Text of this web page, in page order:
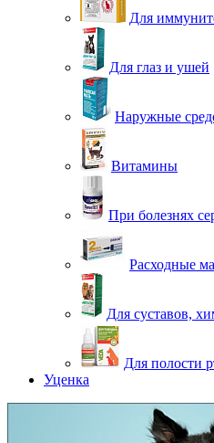
Для
Для глаз и ушей
Наружные
Витамины
При болезнях
Расходные
Для суставов,
Для полости
Уценка